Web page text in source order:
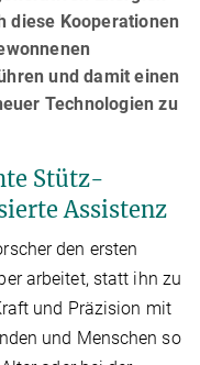
diese Kooperationen
und damit einen
Technologien zu
Stütz-
Assistenz
den ersten
arbeitet, statt ihn zu
und Präzision mit
und Menschen so